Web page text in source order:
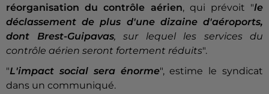
réorganisation du contrôle aérien, qui prévoit "le
déclassement de plus d'une dizaine d'aéroports,
dont Brest-Guipavas, sur lequel les services du
contrôle aérien seront fortement réduits".
"L'impact social sera énorme", estime le syndicat
dans un communiqué.